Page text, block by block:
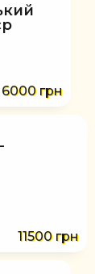
6000 грн
11500 грн